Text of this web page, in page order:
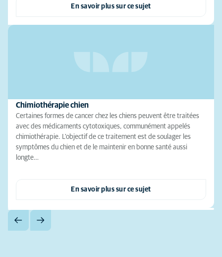
En savoir plus sur ce sujet
Chimiothérapie chien
Certaines formes de cancer chez les chiens peuvent être traitées
avec des médicaments cytotoxiques, communément appelés
chimiothérapie. L'objectif de ce traitement est de soulager les
symptômes du chien et de le maintenir en bonne santé aussi
longte…
En savoir plus sur ce sujet